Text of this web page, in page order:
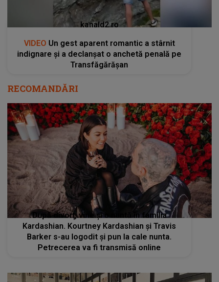
kanald2.ro
VIDEO Un gest aparent romantic a stârnit
indignare și a declanșat o anchetă penală pe
Transfăgărășan
RECOMANDĂRI
După divorţ, vine şi o nuntă în familia
Kardashian. Kourtney Kardashian și Travis
Barker s-au logodit și pun la cale nunta.
Petrecerea va fi transmisă online